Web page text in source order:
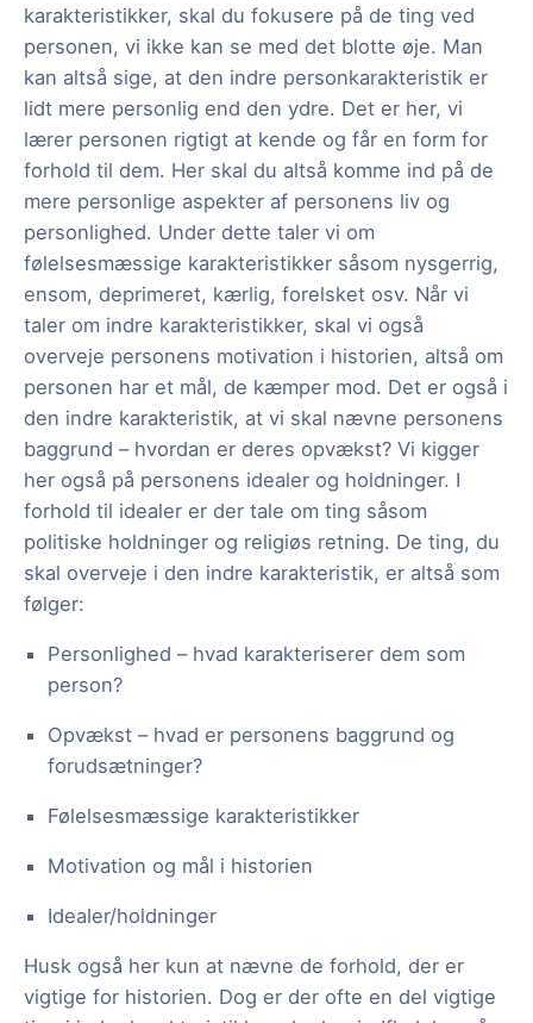
karakteristikker, skal du fokusere på de ting ved
personen, vi ikke kan se med det blotte øje. Man
kan altså sige, at den indre personkarakteristik er
lidt mere personlig end den ydre. Det er her, vi
lærer personen rigtigt at kende og får en form for
forhold til dem. Her skal du altså komme ind på de
mere personlige aspekter af personens liv og
personlighed. Under dette taler vi om
følelsesmæssige karakteristikker såsom nysgerrig,
ensom, deprimeret, kærlig, forelsket osv. Når vi
taler om indre karakteristikker, skal vi også
overveje personens motivation i historien, altså om
personen har et mål, de kæmper mod. Det er også i
den indre karakteristik, at vi skal nævne personens
baggrund – hvordan er deres opvækst? Vi kigger
her også på personens idealer og holdninger. I
forhold til idealer er der tale om ting såsom
politiske holdninger og religiøs retning. De ting, du
skal overveje i den indre karakteristik, er altså som
følger:
Personlighed – hvad karakteriserer dem som
person?
Opvækst – hvad er personens baggrund og
forudsætninger?
Følelsesmæssige karakteristikker
Motivation og mål i historien
Idealer/holdninger
Husk også her kun at nævne de forhold, der er
vigtige for historien. Dog er der ofte en del vigtige